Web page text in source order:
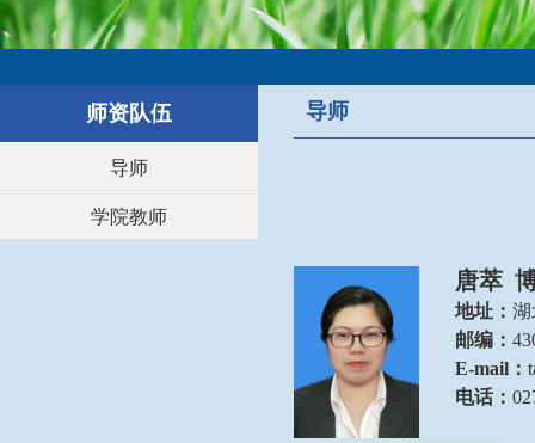
师资队伍
导师
学院教师
导师
唐萃
地址： 湖
邮编：
E-mail：
电话：